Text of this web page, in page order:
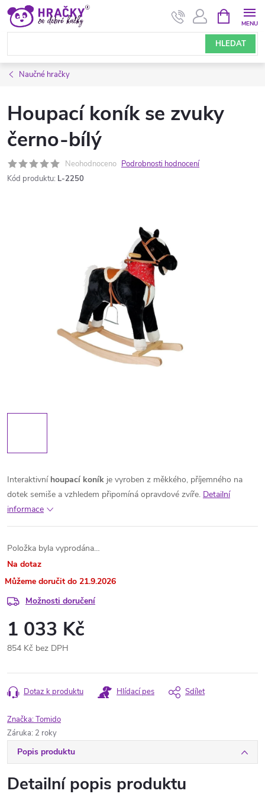
Přejít
obsah
HLEDAT
NÁKUPNÍ
KOŠÍK
Naučné hračky
Houpací koník se zvuky
černo-bílý
Neohodnoceno Podrobnosti hodnocení
Kód produktu: L-2250
Interaktivní houpací koník je vyroben z měkkého, příjemného na
dotek semiše a vzhledem připomíná opravdové zvíře. Detailní
informace
Položka byla vyprodána…
Na dotaz
21.9.2026
Možnosti doručení
1 033 Kč
854 Kč bez DPH
cena:
Dotaz k produktu Hlídací pes Sdílet
Značka:Tomido
Záruka: 2 roky
Popis produktu
Detailní popis produktu